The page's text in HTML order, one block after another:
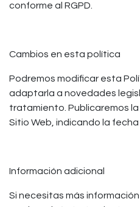
conforme al RGPD.
Cambios en esta política
Podremos modificar esta
adaptarla a novedades
tratamiento. Publicaremos
Sitio Web, indicando la
Información adicional
Si necesitas más